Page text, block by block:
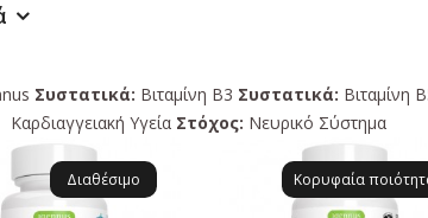
Συστατικά: Βιταμίνη Β3 Συστατικά: Βιταμίνη
Καρδιαγγειακή Υγεία Στόχος: Νευρικό Σύστημα
Διαθέσιμο Κορυφαία